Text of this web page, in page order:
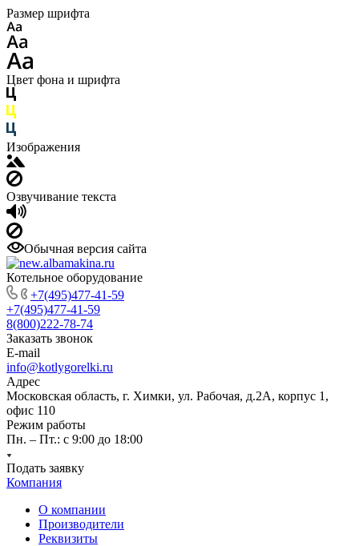
Размер шрифта
Цвет фона и шрифта
Изображения
Озвучивание текста
Обычная версия сайта
Котельное оборудование
+7(495)477-41-59
+7(495)477-41-59
8(800)222-78-74
Заказать звонок
E-mail
info@kotlygorelki.ru
Адрес
Московская область, г. Химки, ул. Рабочая, д.2А, корпус 1,
офис 110
Режим работы
Пн. – Пт.: с 9:00 до 18:00
Подать заявку
Компания
О компании
Производители
Реквизиты